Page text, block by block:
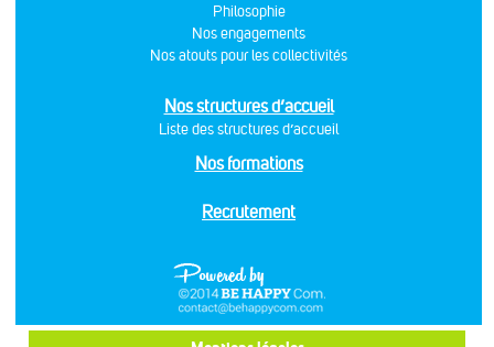
Philosophie
Nos engagements
Nos atouts pour les collectivités
Nos structures d’accueil
Liste des structures d’accueil
Nos formations
Recrutement